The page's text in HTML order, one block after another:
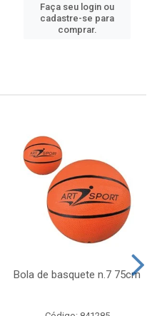
Faça seu login ou
cadastre-se para
comprar.
Bola de basquete n.7 75cm